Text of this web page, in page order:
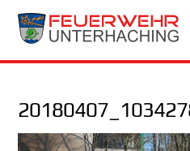
Skip